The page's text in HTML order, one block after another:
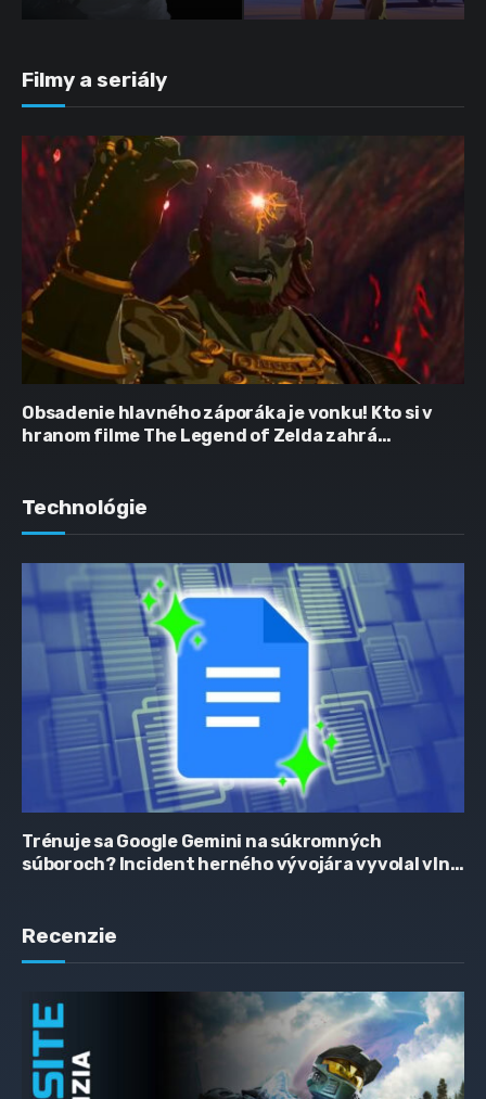
Filmy a seriály
Obsadenie hlavného záporáka je vonku! Kto si v
hranom filme The Legend of Zelda zahrá
Technológie
Trénuje sa Google Gemini na súkromných
súboroch? Incident herného vývojára vyvolal vlnu
Recenzie